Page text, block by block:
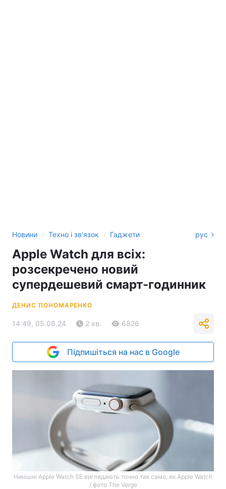
Новини › Техно і зв'язок › Гаджети рус
Apple Watch для всіх:
розсекречено новий
супердешевий смарт-годинник
ДЕНИС ПОНОМАРЕНКО
14:49, 05.08.24 2 хв. 6826
Підпишіться на нас в Google
Нинішні Apple Watch SE виглядають точно так само, як Apple Watch
/ фото The Verge